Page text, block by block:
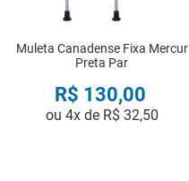
Muleta Canadense Fixa Mercur
Preta Par
R$ 130,00
ou 4x de R$ 32,50